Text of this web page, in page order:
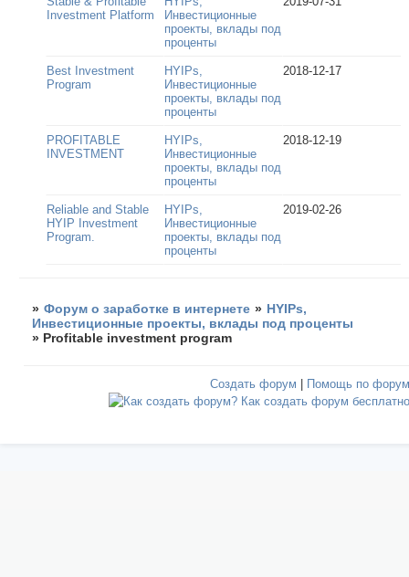
Investment Platform
Инвестиционные
проекты, вклады под
проценты
Best Investment
Program
HYIPs,
Инвестиционные
проекты, вклады под
проценты
2018-12-17
PROFITABLE
INVESTMENT
HYIPs,
Инвестиционные
проекты, вклады под
проценты
2018-12-19
Reliable and Stable
HYIP Investment
Program.
HYIPs,
Инвестиционные
проекты, вклады под
проценты
2019-02-26
» Форум о заработке в интернете » HYIPs,
Инвестиционные проекты, вклады под проценты
» Profitable investment program
Создать форум | Помощь по